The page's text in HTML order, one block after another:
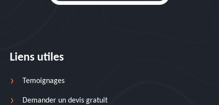
Liens utiles
Temoignages
Demander un devis gratuit